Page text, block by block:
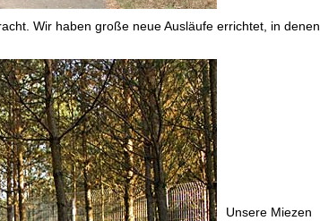
Wir haben große neue Ausläufe errichtet, in denen
Unsere Miezen